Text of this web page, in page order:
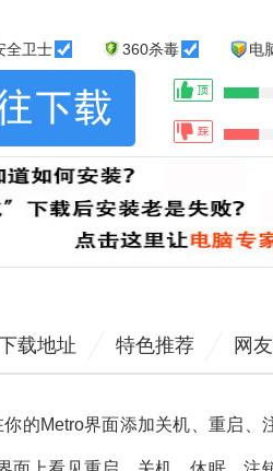
全卫士 360杀毒 电
载地址 特色推荐 网
的Metro界面添加关机、重启